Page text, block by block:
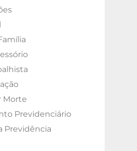
Morte
Previdenciário
Previdência